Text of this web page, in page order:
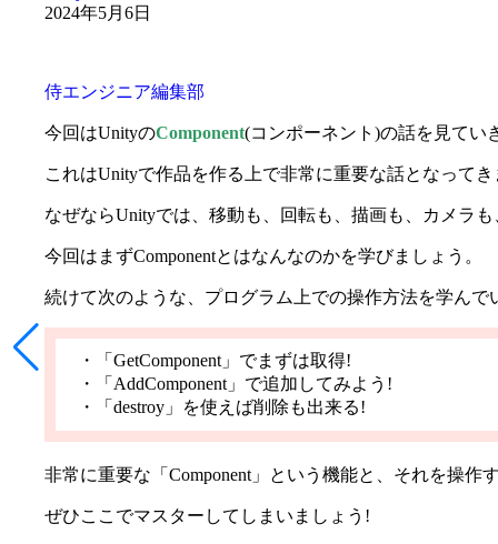
2024年5月6日
侍エンジニア編集部
今回はUnityのComponent(コンポーネント)の話を見てい
これはUnityで作品を作る上で非常に重要な話となってき
なぜならUnityでは、移動も、回転も、描画も、カメラ
今回はまずComponentとはなんなのかを学びましょう。
続けて次のような、プログラム上での操作方法を学んで
・「GetComponent」でまずは取得!
・「AddComponent」で追加してみよう!
・「destroy」を使えば削除も出来る!
非常に重要な「Component」という機能と、それを操作
ぜひここでマスターしてしまいましょう!